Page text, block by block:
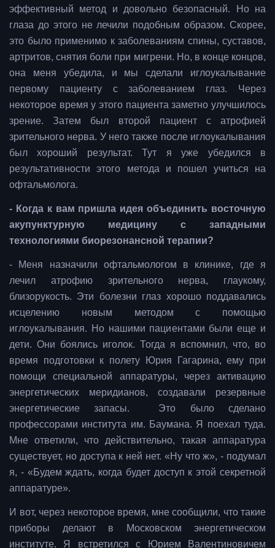
эффективный метод и довольно безопасный. Но на
глаза до этого не лечили подобным образом. Скорее,
это было применимо к заболеваниям спины, суставов,
артритов, снятия боли при мигрени. Но, в конце концов,
она меня убедила, и мы сделали иглоукалывание
первому пациенту с заболеванием глаз. Через
некоторое время у этого пациента заметно улучшилось
зрение. Затем был второй пациент с атрофией
зрительного нерва. У него также после иглоукалывания
был хороший результат. Тут я уже убедился в
результативности этого метода и пошел учиться на
офтальмолога.
- Когда к вам пришла идея объединить восточную
акупунктурную медицину с западными
технологиями биорезонансной терапии?
- Меня назначили офтальмологом в клинике, где я
лечил атрофию зрительного нерва, глаукому,
близорукость. Эти болезни глаз хорошо поддавались
исцелению новым методом с помощью
иглоукалывания. Но нашими пациентами были еще и
дети. Они боялись иголок. Тогда я вспомнил, что, во
время подготовки к полету Юрия Гагарина, ему при
помощи специальной аппаратуры, через активацию
энергетических меридианов, создавали резервные
энергетические запасы. Это было сделано
профессорами института им. Баумана. Я поехал туда.
Мне ответили, что действительно, такая аппаратура
существует, но доступа к ней нет. «Ну что ж», - подумал
я, - «Будем ждать, когда будет доступ к этой секретной
аппаратуре».
И вот, через некоторое время, мне сообщили, что такие
приборы делают в Московском энергетическом
институте. Я встретился с Юрием Валентиновичем